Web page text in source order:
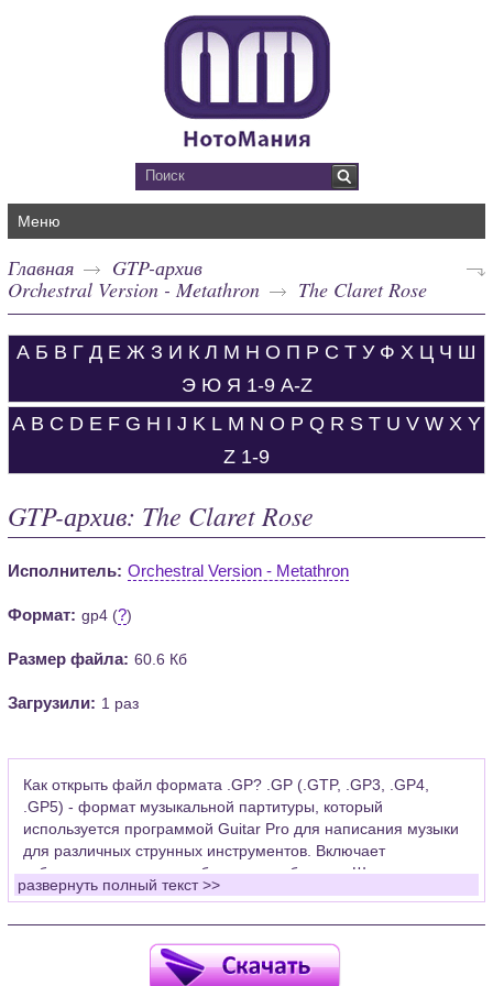
Меню
Главная
GTP-архив
Orchestral Version - Metathron
The Claret Rose
А Б В Г Д Е Ж З И К Л М Н О П Р С Т У Ф Х Ц Ч Ш
Э Ю Я 1-9 A-Z
A B C D E F G H I J K L M N O P Q R S T U V W X Y
Z 1-9
GTP-архив: The Claret Rose
Исполнитель: Orchestral Version - Metathron
Формат: gp4 (?)
Размер файла: 60.6 Кб
Загрузили: 1 раз
Как открыть файл формата .GP? .GP (.GTP, .GP3, .GP4,
.GP5) - формат музыкальной партитуры, который
используется программой Guitar Pro для написания музыки
для различных струнных инструментов. Включает
табулатуры для гитары, бас-гитары, банджо. Широко
применяется для создания партитур, которые затем
Для открытия нот этого формата Вам необходимо
установить у себя на рабочем компьютере программу Guitar
развернуть полный текст >>